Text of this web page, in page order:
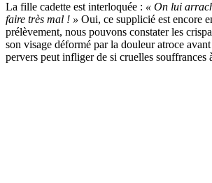
La fille cadette est interloquée : « On lui
faire très mal ! » Oui, ce supplicié est encore
prélèvement, nous pouvons constater les
son visage déformé par la douleur atroce
pervers peut infliger de si cruelles souffrances